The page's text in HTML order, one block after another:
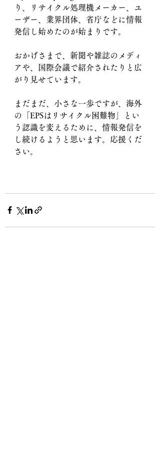
り、リサイクル処理機メーカー、ユ
ーザー、業界団体、省庁などに情報
発信し始めたのが始まりです。
おかげさまで、新聞や雑誌のメディ
アや、国際会議で紹介されたりと広
がり見せています。
まだまだ、小さな一歩ですが、海外
の「EPSはリサイクル困難物」とい
う認識を変えるために、情報発信を
し続けるようと思います。応援くだ
さい。